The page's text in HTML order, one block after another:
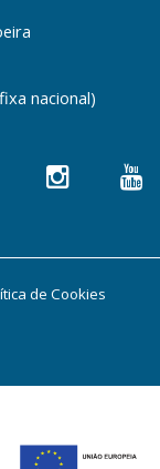
nacional)
de Cookies